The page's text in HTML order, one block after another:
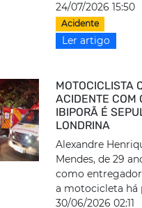
24/07/2026 15:50
Acidente
Ler artigo
MOTOCICLISTA
ACIDENTE COM
IBIPORÃ É
LONDRINA
Alexandre
Mendes, de 29
como
a motocicleta há
30/06/2026 02:11